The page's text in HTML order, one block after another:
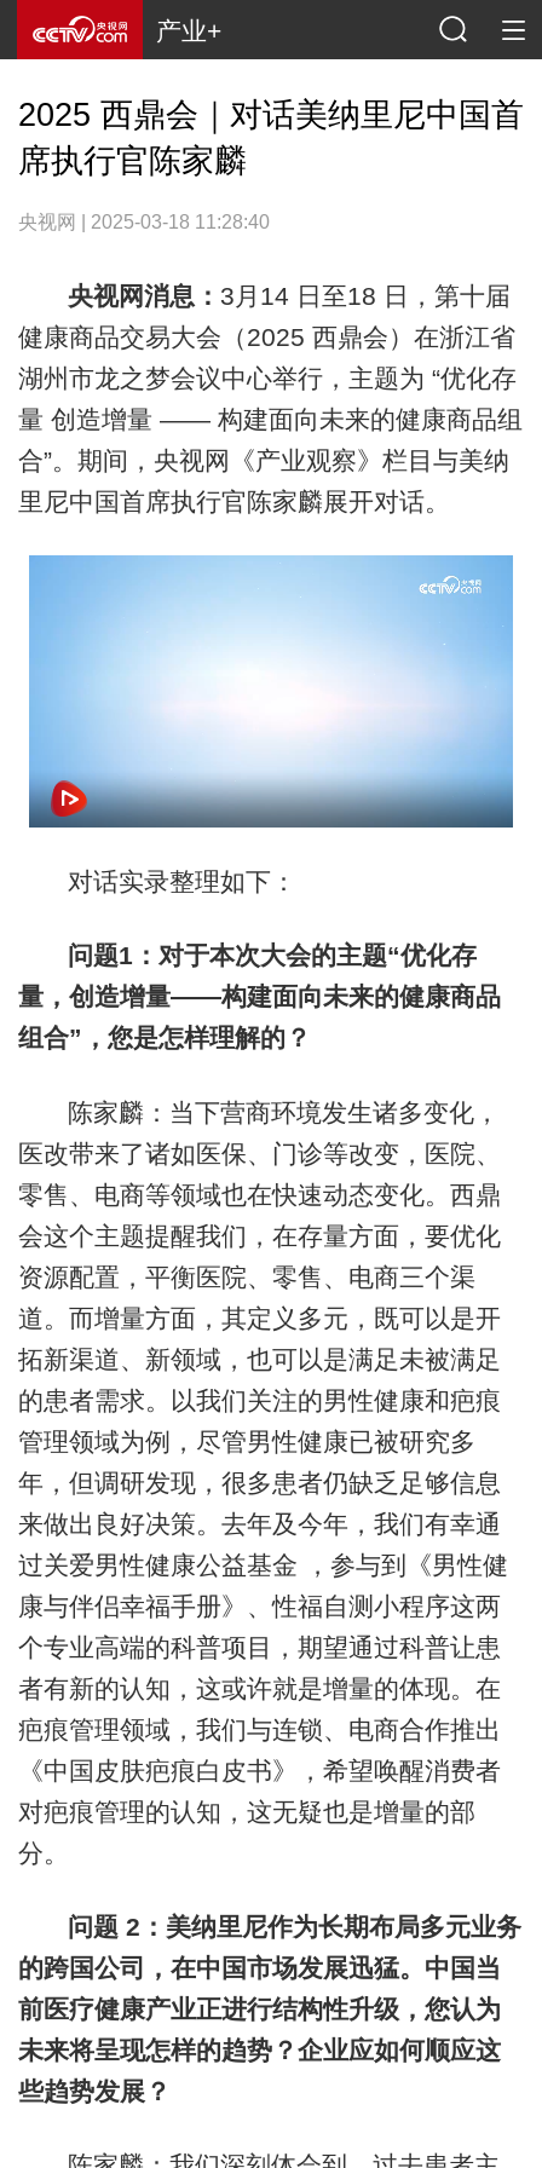
产业+
2025 西鼎会｜对话美纳里尼中国首
席执行官陈家麟
央视网 | 2025-03-18 11:28:40
央视网消息： 3月14 日至18 日，第十届
健康商品交易大会（2025 西鼎会）在浙江省
湖州市龙之梦会议中心举行，主题为 “优化存
量 创造增量 —— 构建面向未来的健康商品组
合”。期间，央视网《产业观察》栏目与美纳
里尼中国首席执行官陈家麟展开对话。
对话实录整理如下：
问题1：对于本次大会的主题“优化存
量，创造增量——构建面向未来的健康商品
组合”，您是怎样理解的？
陈家麟：当下营商环境发生诸多变化，
医改带来了诸如医保、门诊等改变，医院、
零售、电商等领域也在快速动态变化。西鼎
会这个主题提醒我们，在存量方面，要优化
资源配置，平衡医院、零售、电商三个渠
道。而增量方面，其定义多元，既可以是开
拓新渠道、新领域，也可以是满足未被满足
的患者需求。以我们关注的男性健康和疤痕
管理领域为例，尽管男性健康已被研究多
年，但调研发现，很多患者仍缺乏足够信息
来做出良好决策。去年及今年，我们有幸通
过关爱男性健康公益基金 ，参与到《男性健
康与伴侣幸福手册》、性福自测小程序这两
个专业高端的科普项目，期望通过科普让患
者有新的认知，这或许就是增量的体现。在
疤痕管理领域，我们与连锁、电商合作推出
《中国皮肤疤痕白皮书》，希望唤醒消费者
对疤痕管理的认知，这无疑也是增量的部
分。
问题 2：美纳里尼作为长期布局多元业务
的跨国公司，在中国市场发展迅猛。中国当
前医疗健康产业正进行结构性升级，您认为
未来将呈现怎样的趋势？企业应如何顺应这
些趋势发展？